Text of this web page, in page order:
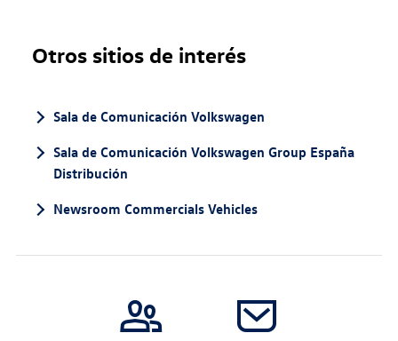
Otros sitios de interés
Sala de Comunicación Volkswagen
Sala de Comunicación Volkswagen Group España
Distribución
Newsroom Commercials Vehicles